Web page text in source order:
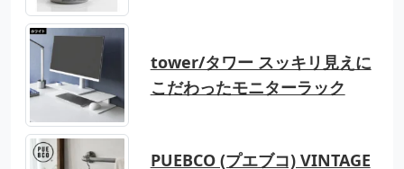
tower/タワー スッキリ見えに
こだわったモニターラック
PUEBCO (プエブコ) VINTAGE